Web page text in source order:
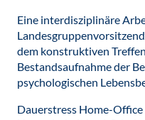
Eine interdisziplinäre
dem konstruktiven
Bestandsaufnahme der
psychologischen
Dauerstress Home-